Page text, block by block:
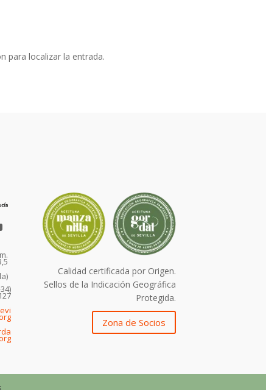
para localizar la entrada.
Calidad certificada por Origen.
Sellos de la Indicación Geográfica
Protegida.
Zona de Socios